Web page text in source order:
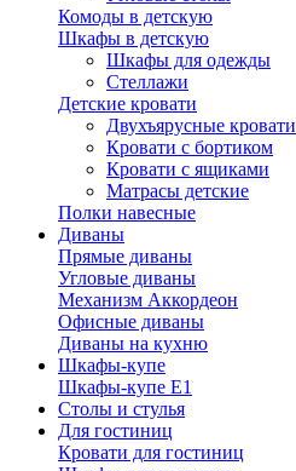
Комоды в детскую
Шкафы в детскую
Шкафы для одежды
Стеллажи
Детские кровати
Двухъярусные кровати
Кровати с бортиком
Кровати с ящиками
Матрасы детские
Полки навесные
Диваны
Прямые диваны
Угловые диваны
Механизм Аккордеон
Офисные диваны
Диваны на кухню
Шкафы-купе
Шкафы-купе Е1
Столы и стулья
Для гостиниц
Кровати для гостиниц